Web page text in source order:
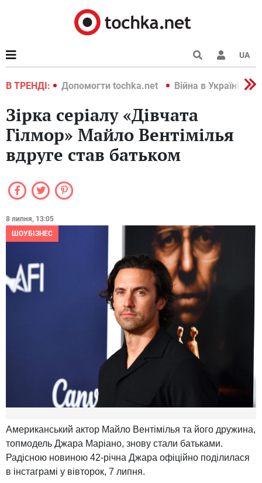
UA
В ТРЕНДІ:
2022 Допомогти tochka.net Війна в Україні 2022
Зірка серіалу «Дівчата
Гілмор» Майло Вентімілья
вдруге став батьком
8 липня, 13:05
ШОУБІЗНЕС
Американський актор Майло Вентімілья та його дружина,
топмодель Джара Маріано, знову стали батьками.
Радісною новиною 42-річна Джара офіційно поділилася
в інстаграмі у вівторок, 7 липня.